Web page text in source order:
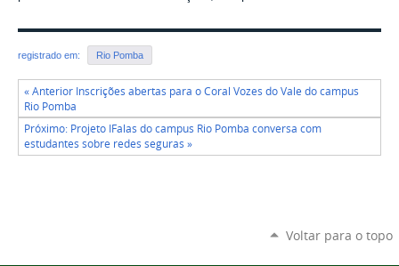
registrado em: Rio Pomba
« Anterior Inscrições abertas para o Coral Vozes do Vale do campus
Rio Pomba
Próximo: Projeto IFalas do campus Rio Pomba conversa com
estudantes sobre redes seguras »
Voltar para o topo